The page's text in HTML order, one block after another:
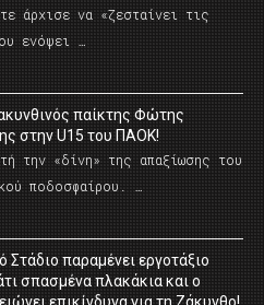
άρχισε να «ζεσταίνει τις
ενόψει …
παίκτης Φώτης
στην U15 του ΠΑΟΚ!
την «δίνη» της απαξίωσης του
ποδοσφαίρου. …
Στάδιο παραμένει εργοτάξιο
σπασμένα πλακάκια και ο
επικίνδυνα για τη Ζάκυνθο!